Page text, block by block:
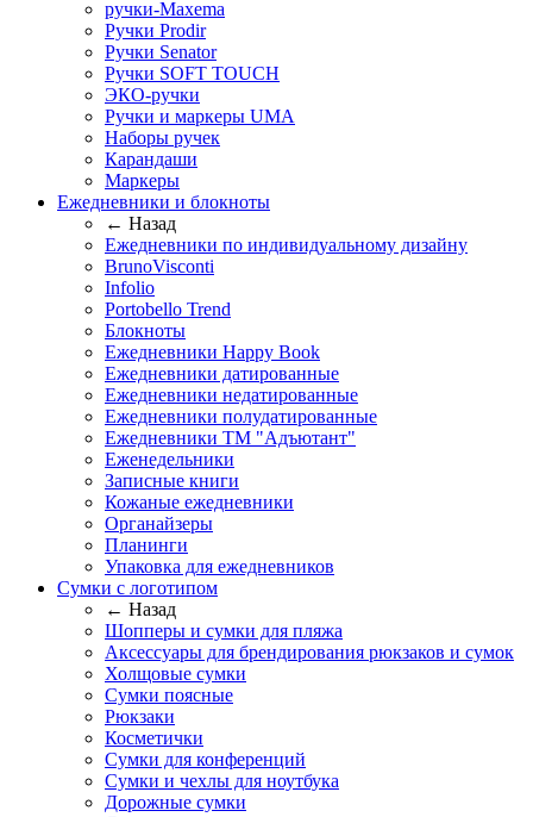
ручки-Maxema
Ручки Prodir
Ручки Senator
Ручки SOFT TOUCH
ЭКО-ручки
Ручки и маркеры UMA
Наборы ручек
Карандаши
Маркеры
Ежедневники и блокноты
← Назад
Ежедневники по индивидуальному дизайну
BrunoVisconti
Infolio
Portobello Trend
Блокноты
Ежедневники Happy Book
Ежедневники датированные
Ежедневники недатированные
Ежедневники полудатированные
Ежедневники ТМ "Адъютант"
Еженедельники
Записные книги
Кожаные ежедневники
Органайзеры
Планинги
Упаковка для ежедневников
Сумки с логотипом
← Назад
Шопперы и сумки для пляжа
Аксессуары для брендирования рюкзаков и сумок
Холщовые сумки
Сумки поясные
Рюкзаки
Косметички
Сумки для конференций
Сумки и чехлы для ноутбука
Дорожные сумки